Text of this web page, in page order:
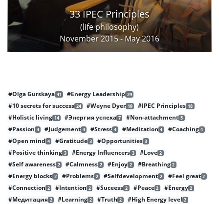
33 IPEC Principles
(life philosophy)
November 2015 - May 2016
#Olga Gurskaya 41 #Energy Leadership 29
#10 secrets for success 24 #Weyne Dyer 19 #IPEC Principles 18
#Holistic living 14 #Энергия успеха 7 #Non-attachment 5
#Passion 4 #Judgement 4 #Stress 4 #Meditation 4 #Coaching 4
#Open mind 4 #Gratitude 3 #Opportunities 3
#Positive thinking 3 #Energy Influencers 3 #Love 2
#Self awareness 2 #Calmness 2 #Enjoy 2 #Breathing 2
#Energy blocks 2 #Problems 2 #Selfdevelopment 2 #Feel great 2
#Connection 2 #Intention 2 #Suceess 2 #Peace 2 #Energy 2
#Медитация 2 #Learning 2 #Truth 2 #High Energy level 2